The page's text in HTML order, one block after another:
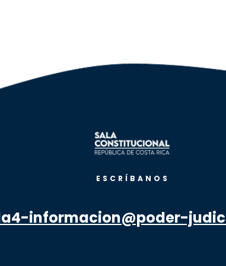
ESCRÍBANOS
informacion@poder-